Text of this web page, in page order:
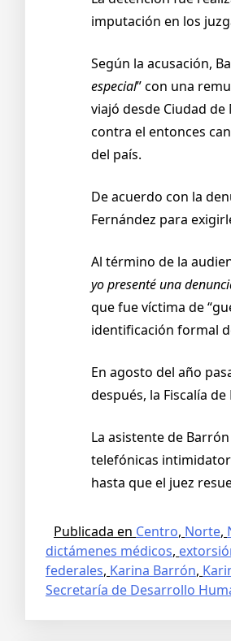
imputación en los
Según la acusación,
especial” con una
viajó desde Ciudad
contra el entonces
del país.
De acuerdo con la
Fernández para
Al término de la
yo presenté una
que fue víctima de
identificación formal
En agosto del año
después, la Fiscalía
La asistente de
telefónicas
hasta que el juez
Publicada en Centro, Norte,
dictámenes médicos,
federales, Karina Barrón,
Secretaría de Desarrollo